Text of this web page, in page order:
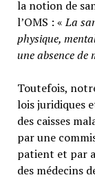
la notion de
l’OMS : «La
physique,
une absence de
Toutefois,
lois juridiques
des caisses
par une
patient et par
des médecins